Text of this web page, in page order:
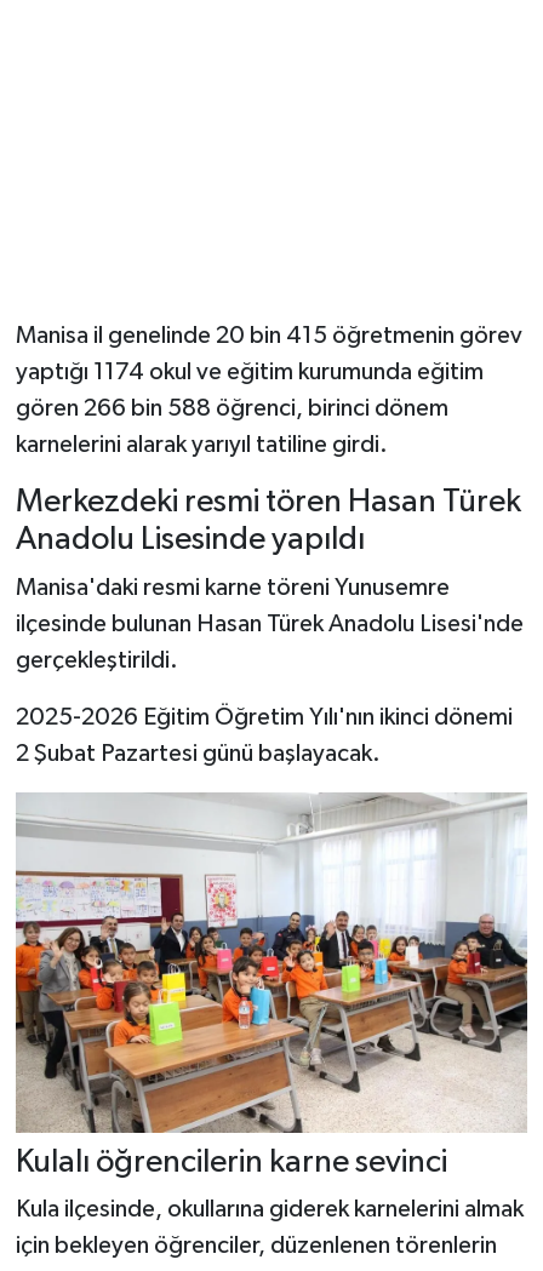
Manisa il genelinde 20 bin 415 öğretmenin görev
yaptığı 1174 okul ve eğitim kurumunda eğitim
gören 266 bin 588 öğrenci, birinci dönem
karnelerini alarak yarıyıl tatiline girdi.
Merkezdeki resmi tören Hasan Türek
Anadolu Lisesinde yapıldı
Manisa'daki resmi karne töreni Yunusemre
ilçesinde bulunan Hasan Türek Anadolu Lisesi'nde
gerçekleştirildi.
2025-2026 Eğitim Öğretim Yılı'nın ikinci dönemi
2 Şubat Pazartesi günü başlayacak.
Kulalı öğrencilerin karne sevinci
Kula ilçesinde, okullarına giderek karnelerini almak
için bekleyen öğrenciler, düzenlenen törenlerin